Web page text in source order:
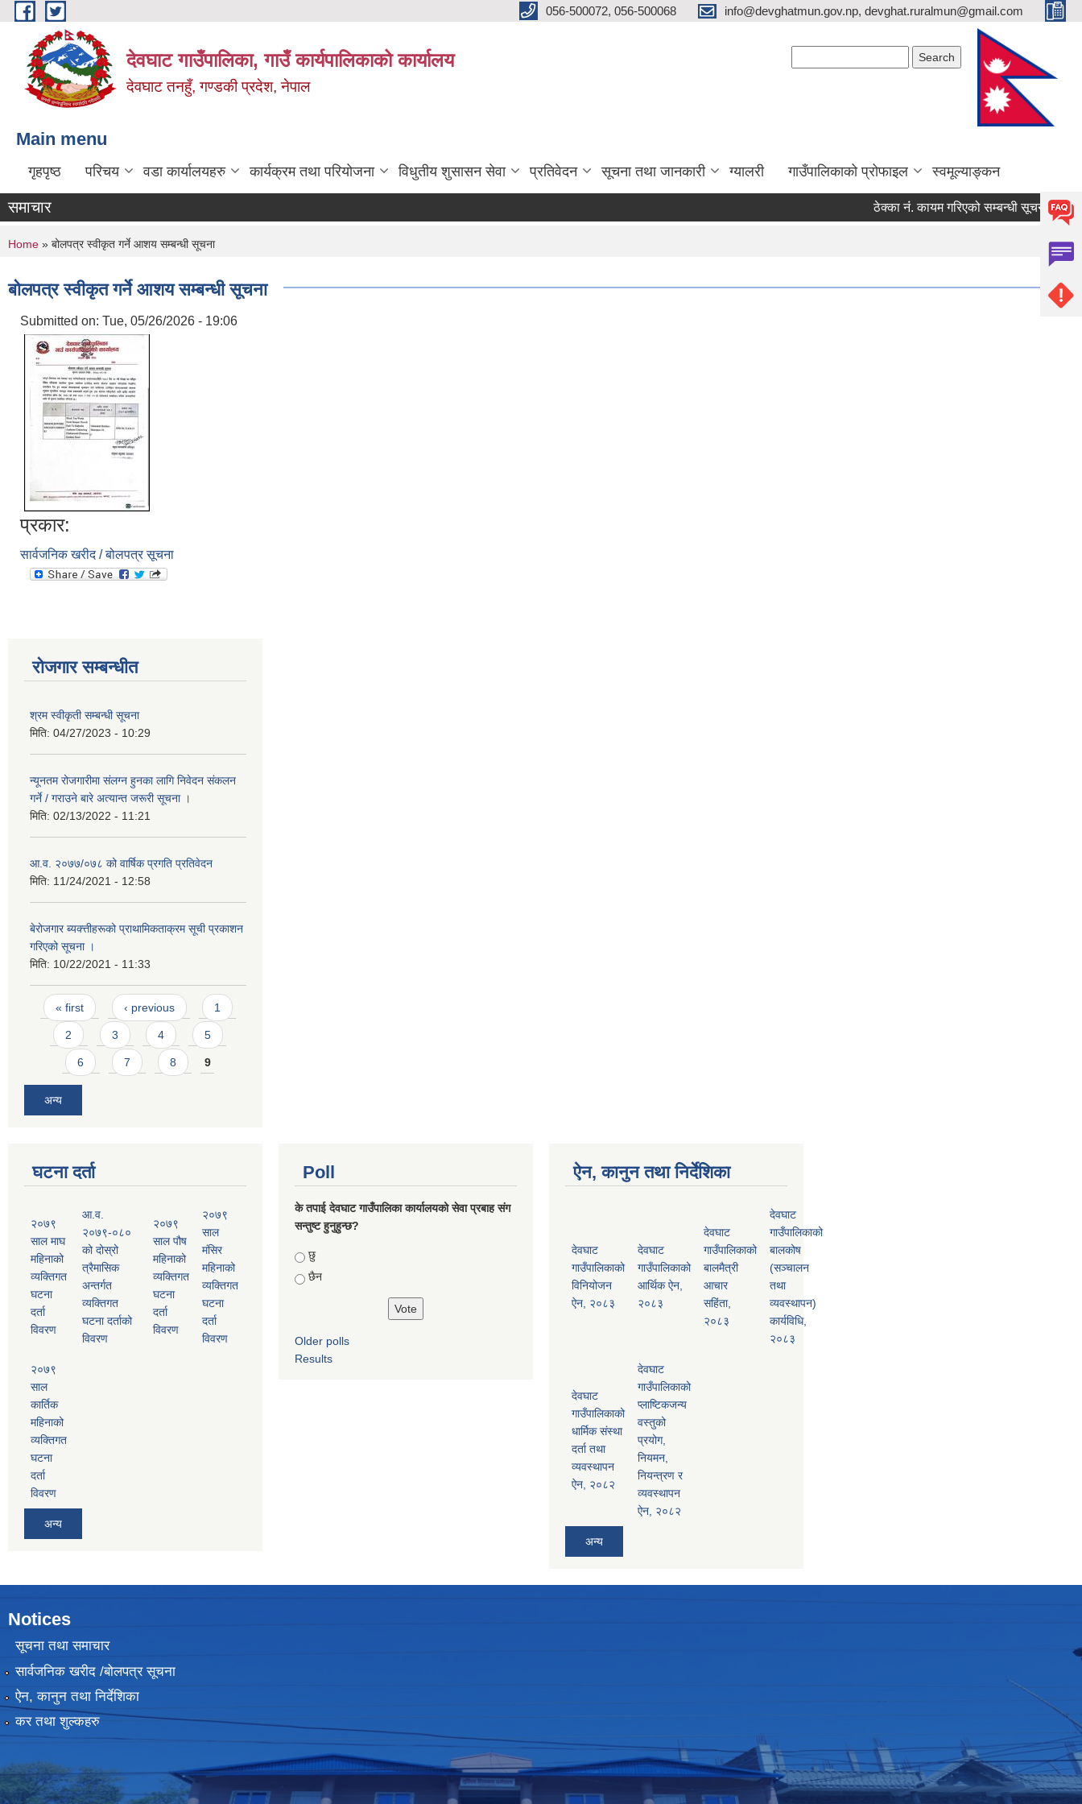
Skip to main content 056-500072, 056-500068 info@devghatmun.gov.np, devghat.ruralmun@gmail.com
देवघाट गाउँपालिका, गाउँ कार्यपालिकाको कार्यालय
देवघाट तनहुँ, गण्डकी प्रदेश, नेपाल
Main menu
गृहपृष्ठ परिचय वडा कार्यालयहरु कार्यक्रम तथा परियोजना विधुतीय शुसासन सेवा प्रतिवेदन सूचना तथा जानकारी ग्यालरी गाउँपालिकाको प्रोफाइल स्वमूल्याङ्कन
समाचार ठेक्का नंं. कायम गरिएको सम्बन्धी सूचना !
You are here
Home » बोलपत्र स्वीकृत गर्ने आशय सम्बन्धी सूचना
बोलपत्र स्वीकृत गर्ने आशय सम्बन्धी सूचना
Submitted on: Tue, 05/26/2026 - 19:06
प्रकार:
सार्वजनिक खरीद / बोलपत्र सूचना
रोजगार सम्बन्धीत
श्रम स्वीकृती सम्बन्धी सूचना
मिति: 04/27/2023 - 10:29
न्यूनतम रोजगारीमा संलग्न हुनका लागि निवेदन संकलन
गर्ने / गराउने बारे अत्यान्त जरूरी सूचना ।
मिति: 02/13/2022 - 11:21
आ.व. २०७७/०७८ को वार्षिक प्रगति प्रतिवेदन
मिति: 11/24/2021 - 12:58
बेरोजगार ब्यक्त्तीहरूको प्राथामिकताक्रम सूची प्रकाशन
गरिएको सूचना ।
मिति: 10/22/2021 - 11:33
Pages
« first ‹ previous 1
2 3 4 5
6 7 8 9
अन्य
घटना दर्ता
२०७९
साल माघ
महिनाको
व्यक्तिगत
घटना
दर्ता
विवरण
आ.व.
२०७९-०८०
को दोस्रो
त्रैमासिक
अन्तर्गत
व्यक्तिगत
घटना दर्ताको
विवरण
२०७९
साल पौष
महिनाको
व्यक्तिगत
घटना
दर्ता
विवरण
२०७९
साल
मंसिर
महिनाको
व्यक्तिगत
घटना
दर्ता
विवरण
२०७९
साल
कार्तिक
महिनाको
व्यक्तिगत
घटना
दर्ता
विवरण
अन्य
Poll
के तपाई देवघाट गाउँपालिका कार्यालयको सेवा प्रबाह संग
सन्तुष्ट हुनुहुन्छ?
Choices
छु
छैन
Older polls
Results
ऐन, कानुन तथा निर्देशिका
देवघाट
गाउँपालिकाको
विनियोजन
ऐन, २०८३
देवघाट
गाउँपालिकाको
आर्थिक ऐन,
२०८३
देवघाट
गाउँपालिकाको
बालमैत्री
आचार
सहिंता,
२०८३
देवघाट
गाउँपालिकाको
बालकोष
(सञ्चालन
तथा
व्यवस्थापन)
कार्यविधि,
२०८३
देवघाट
गाउँपालिकाको
धार्मिक संस्था
दर्ता तथा
व्यवस्थापन
ऐन, २०८२
देवघाट
गाउँपालिकाको
प्लाष्टिकजन्य
वस्तुको
प्रयोग,
नियमन,
नियन्त्रण र
व्यवस्थापन
ऐन, २०८२
अन्य
Notices
सूचना तथा समाचार
सार्वजनिक खरीद /बोलपत्र सूचना
ऐन, कानुन तथा निर्देशिका
कर तथा शुल्कहरु